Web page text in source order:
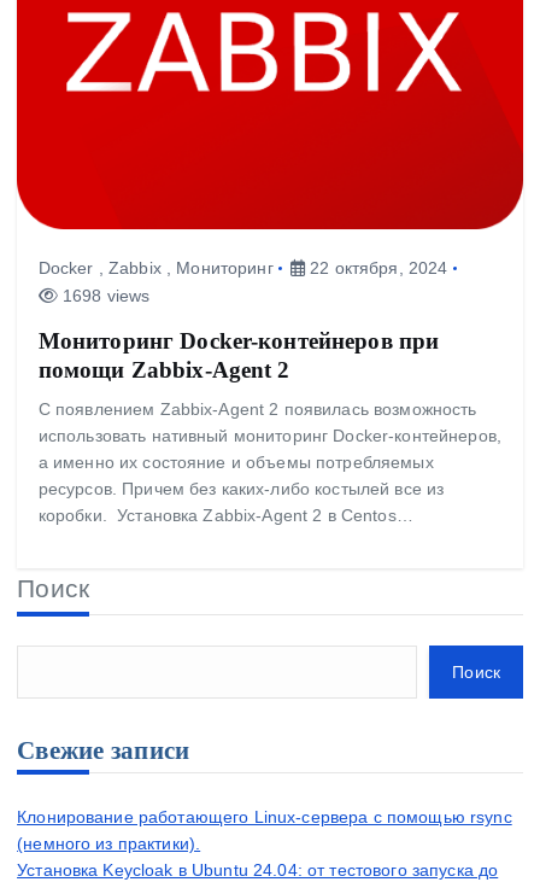
Docker Zabbix, Мониторинг
22 октября, 2024
1698 views
Мониторинг Docker-контейнеров при
помощи Zabbix-Agent 2
С появлением Zabbix-Agent 2 появилась возможность
использовать нативный мониторинг Docker-контейнеров,
а именно их состояние и объемы потребляемых
ресурсов. Причем без каких-либо костылей все из
коробки. Установка Zabbix-Agent 2 в Centos…
Поиск
Поиск
Свежие записи
Клонирование работающего Linux-сервера с помощью rsync
(немного из практики).
Установка Keycloak в Ubuntu 24.04: от тестового запуска до